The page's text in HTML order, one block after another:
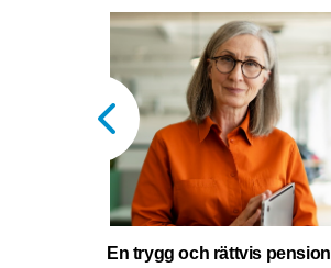
En trygg och rättvis pension